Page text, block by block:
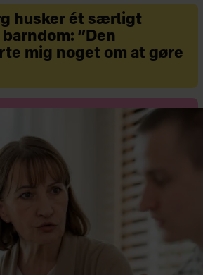
husker ét særligt
”Den
mig noget om at gøre